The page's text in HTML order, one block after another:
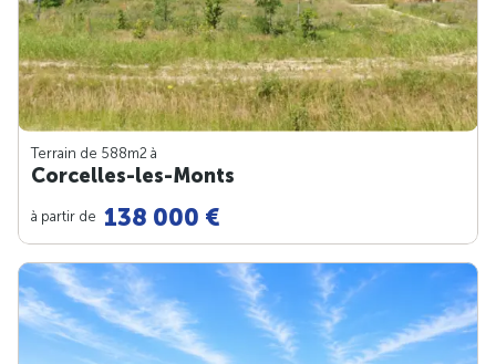
Terrain de 588m2 à
Corcelles-les-Monts
à partir de 138 000 €